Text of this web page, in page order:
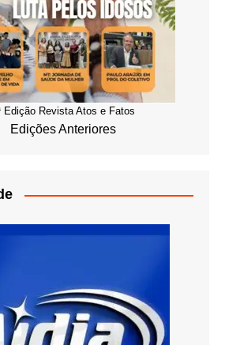
Edição Revista Atos e Fatos
Edições Anteriores